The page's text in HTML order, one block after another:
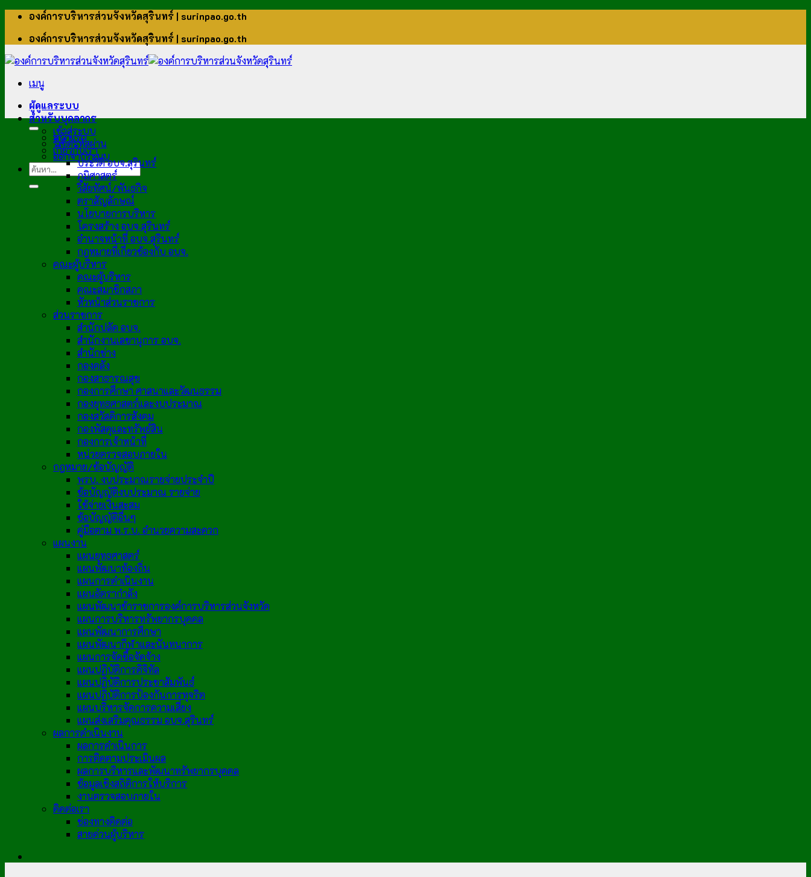
ข้าม
เนื้อหา
องค์การบริหารส่วนจังหวัดสุรินทร์ | surinpao.go.th
องค์การบริหารส่วนจังหวัดสุรินทร์ | surinpao.go.th
เมนู
ผู้ดูแลระบบ
สำหรับบุคลากร
เข้าสู่ระบบ
รีเซ็ตรหัสผ่าน
ออกจากระบบ
หน้าแรก
เกี่ยวกับเรา
ประวัติ อบจ.สุรินทร์
ภูมิศาสตร์
วิสัยทัศน์/พันธกิจ
ตราสัญลักษณ์
นโยบายการบริหาร
โครงสร้าง อบจ.สุรินทร์
อำนาจหน้าที่ อบจ.สุรินทร์
กฎหมายที่เกี่ยวข้องกับ อบจ.
คณะผู้บริหาร
คณะผู้บริหาร
คณะสมาชิกสภา
หัวหน้าส่วนราชการ
ส่วนราชการ
สำนักปลัด อบจ.
สำนักงานเลขานุการ อบจ.
สำนักช่าง
กองคลัง
กองสาธารณสุข
กองการศึกษา ศาสนาและวัฒนธรรม
กองยุทธศาสตร์และงบประมาณ
กองสวัสดิการสังคม
กองพัสดุและทรัพย์สิน
กองการเจ้าหน้าที่
หน่วยตรวจสอบภายใน
กฎหมาย/ข้อบัญญัติ
พรบ. งบประมาณรายจ่ายประจำปี
ข้อบัญญัติงบประมาณ รายจ่าย
ใช้จ่ายเงินสะสม
ข้อบัญญัติอื่นๆ
คู่มือตาม พ.ร.บ. อำนวยความสะดวก
แผนงาน
แผนยุทธศาสตร์
แผนพัฒนาท้องถิ่น
แผนการดำเนินงาน
แผนอัตรากำลัง
แผนพัฒนาข้าราชการองค์การบริหารส่วนจังหวัด
แผนการบริหารทรัพยากรบุคคล
แผนพัฒนาการศึกษา
แผนพัฒนากีฬาและนันทนาการ
แผนการจัดซื้อจัดจ้าง
แผนปฏิบัติการดิจิทัล
แผนปฏิบัติการประชาสัมพันธ์
แผนปฏิบัติการป้องกันการทุจริต
แผนบริหารจัดการความเสี่ยง
แผนส่งเสริมคุณธรรม อบจ.สุรินทร์
ผลการดำเนินงาน
ผลการดำเนินการ
การติดตามประเมินผล
ผลการบริหารและพัฒนาทรัพยากรบุคคล
ข้อมูลเชิงสถิติการให้บริการ
งานตรวจสอบภายใน
ติดต่อเรา
ช่องทางติดต่อ
สายด่วนผู้บริหาร